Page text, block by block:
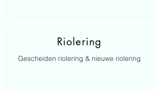
Riolering
Gescheiden riolering & nieuwe riolering